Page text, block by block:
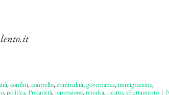
,confini,controllo,criminalità,governance,immigrazione,
,politica,Precarietà,repressione,retorica,ricatto,sfruttamento | 0